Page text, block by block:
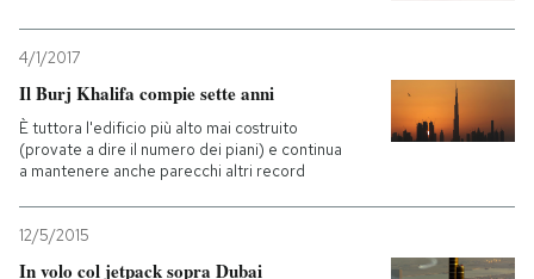
PODCAST
NEWSLETTER
I MIEI PREFERITI
4/1/2017
Il Burj Khalifa compie sette anni
È tuttora l'edificio più alto mai costruito
(provate a dire il numero dei piani) e continua
a mantenere anche parecchi altri record
12/5/2015
In volo col jetpack sopra Dubai